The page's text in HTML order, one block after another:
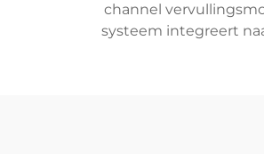
channel
systeem integreert